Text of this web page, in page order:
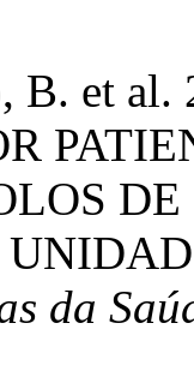
B. et
da